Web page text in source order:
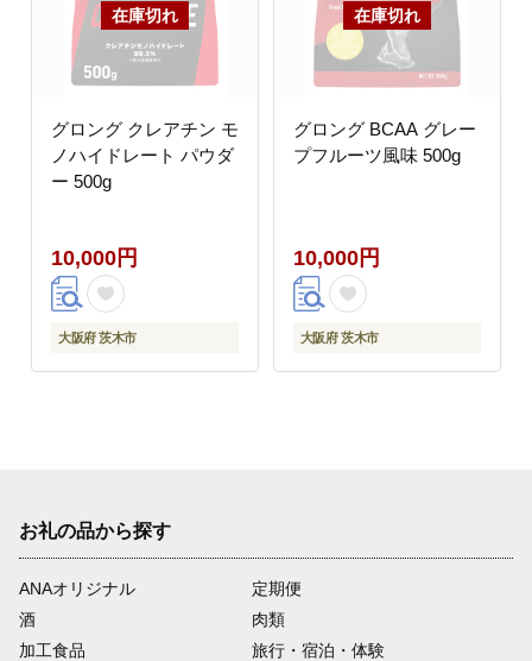
グロング クレアチン モ
ノハイドレート パウダ
ー 500g
10,000円
大阪府 茨木市
グロング BCAA グレー
プフルーツ風味 500g
10,000円
大阪府 茨木市
お礼の品から探す
ANAオリジナル
定期便
酒
肉類
加工食品
旅行・宿泊・体験